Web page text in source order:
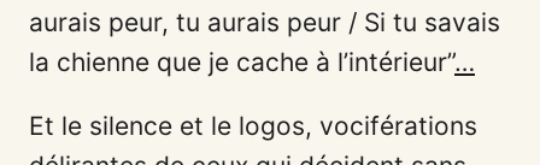
aurais peur, tu aurais peur / Si tu savais
la chienne que je cache à l’intérieur”…
Et le silence et le logos, vociférations